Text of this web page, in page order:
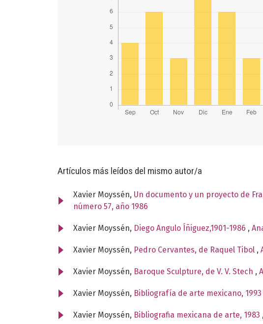
Artículos más leídos del mismo autor/a
Xavier Moyssén, Un documento y un proyecto de
número 57, año 1986
Xavier Moyssén, Diego Angulo Íñiguez,1901-1986 ,
Xavier Moyssén, Pedro Cervantes, de Raquel Tibol ,
Xavier Moyssén, Baroque Sculpture, de V. V. Stech ,
Xavier Moyssén, Bibliografía de arte mexicano, 1993
Xavier Moyssén, Bibliografia mexicana de arte, 1983 ,